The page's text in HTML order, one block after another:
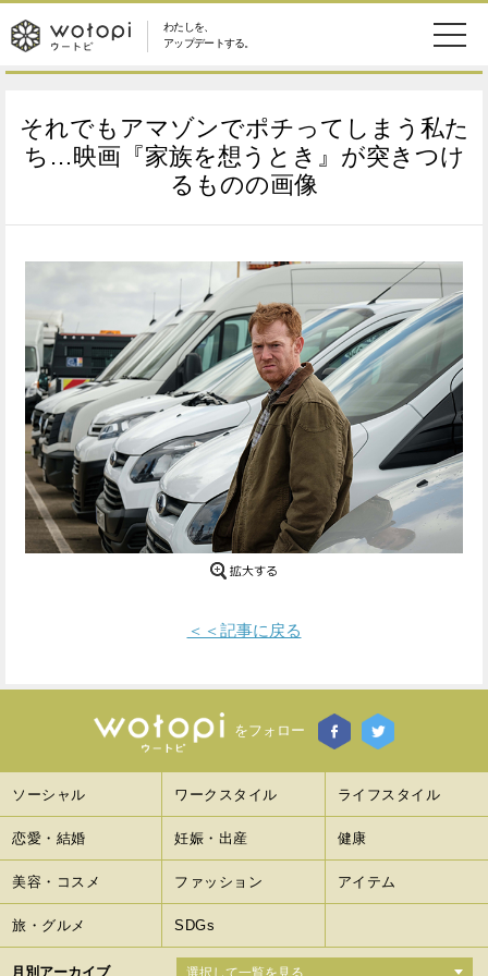
わたしを、
アップデートする。
wotopi
-
ウ
ー
ピ
ニ
美容・コスメ 妊娠・出産
SDGs
アイテム
検
索
ウートピとは？
Facebook
ア
す
る
Twitter
ア
す
る
それでもアマゾンでポチってしまう私た
ち…映画『家族を想うとき』が突きつけ
るものの画像
＜＜記事に戻る
をフォロー
ソーシャル ワークスタイル ライフスタイル
恋愛・結婚 妊娠・出産 健康
美容・コスメ ファッション アイテム
旅・グルメ SDGs
月別アーカイブ